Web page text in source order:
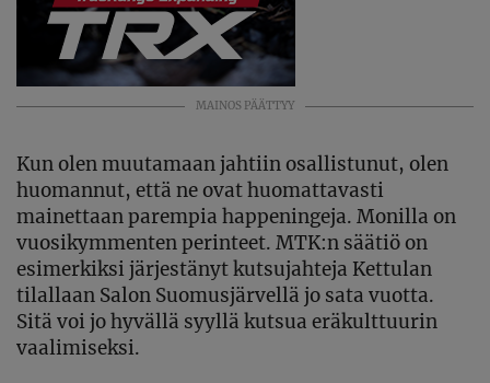
MAINOS PÄÄTTYY
Kun olen muutamaan jahtiin osallistunut, olen
huomannut, että ne ovat huomattavasti
mainettaan parempia happeningeja. Monilla on
vuosikymmenten perinteet. MTK:n säätiö on
esimerkiksi järjestänyt kutsujahteja Kettulan
tilallaan Salon Suomusjärvellä jo sata vuotta.
Sitä voi jo hyvällä syyllä kutsua eräkulttuurin
vaalimiseksi.